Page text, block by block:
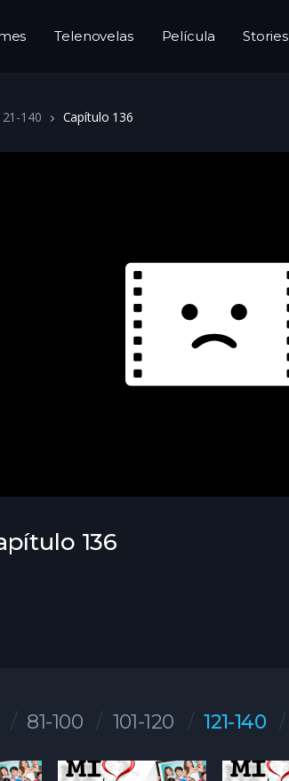
Telenovelas Película Stories
140 Capítulo 136
136
81-100 101-120 121-140